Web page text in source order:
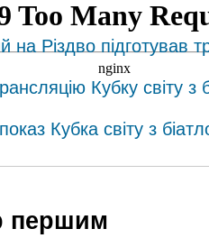
Різдво підготував
Кубку світу з
Кубка світу з
першим